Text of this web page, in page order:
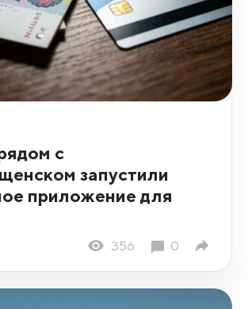
с
запустили
приложение для
356 0